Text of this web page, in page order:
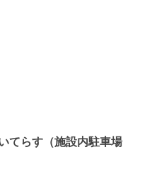
てらす（施設内駐車場